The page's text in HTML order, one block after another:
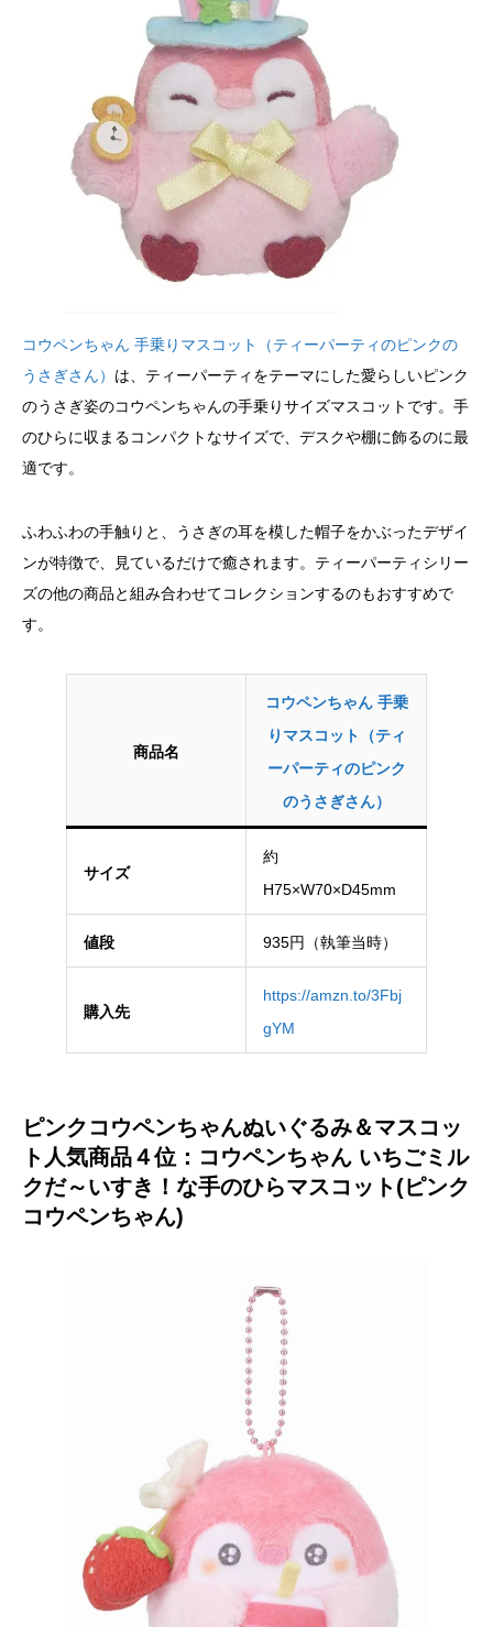
コウペンちゃん 手乗りマスコット（ティーパーティのピンクの
うさぎさん） は、ティーパーティをテーマにした愛らしいピンク
のうさぎ姿のコウペンちゃんの手乗りサイズマスコットです。手
のひらに収まるコンパクトなサイズで、デスクや棚に飾るのに最
適です。
ふわふわの手触りと、うさぎの耳を模した帽子をかぶったデザイ
ンが特徴で、見ているだけで癒されます。ティーパーティシリー
ズの他の商品と組み合わせてコレクションするのもおすすめで
す。
商品名
コウペンちゃん 手乗
りマスコット（ティ
ーパーティのピンク
のうさぎさん）
サイズ
約
H75×W70×D45mm
値段 935円（執筆当時）
購入先
https://amzn.to/3Fbj
gYM
ピンクコウペンちゃんぬいぐるみ＆マスコッ
ト人気商品４位：コウペンちゃん いちごミル
クだ～いすき！な手のひらマスコット(ピンク
コウペンちゃん)